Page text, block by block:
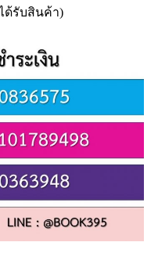
ด้รับสินค้า)